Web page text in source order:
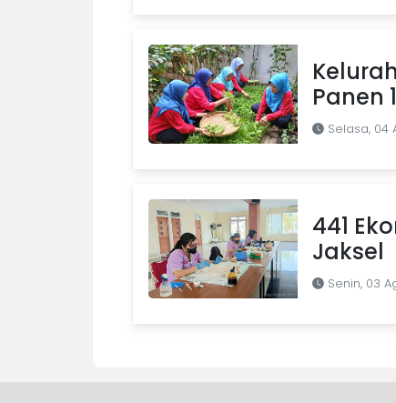
Panen
Selasa, 04
441
Jaksel
Senin, 03